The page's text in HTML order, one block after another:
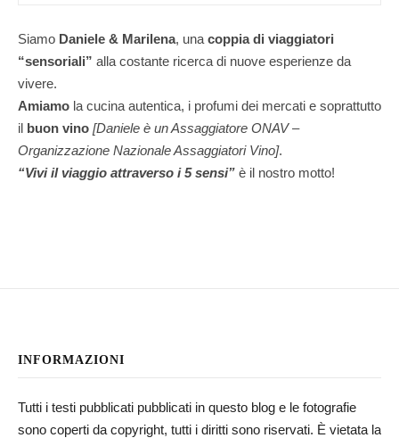
Siamo Daniele & Marilena, una coppia di viaggiatori
“sensoriali” alla costante ricerca di nuove esperienze da
vivere.
Amiamo la cucina autentica, i profumi dei mercati e soprattutto
il buon vino [Daniele è un Assaggiatore ONAV –
Organizzazione Nazionale Assaggiatori Vino].
“Vivi il viaggio attraverso i 5 sensi” è il nostro motto!
INFORMAZIONI
Tutti i testi pubblicati pubblicati in questo blog e le fotografie
sono coperti da copyright, tutti i diritti sono riservati. È vietata la